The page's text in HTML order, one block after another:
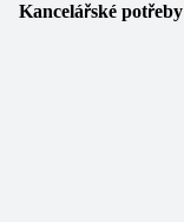
Kancelářské potřeby